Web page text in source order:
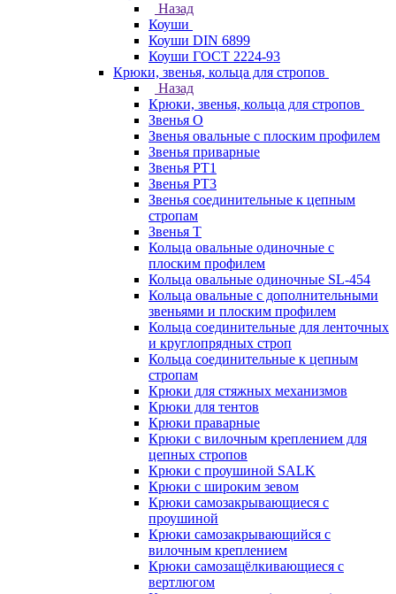
Назад
Коуши
Коуши DIN 6899
Коуши ГОСТ 2224-93
Крюки, звенья, кольца для стропов
Назад
Крюки, звенья, кольца для стропов
Звенья О
Звенья овальные с плоским профилем
Звенья приварные
Звенья РТ1
Звенья РТ3
Звенья соединительные к цепным
стропам
Звенья Т
Кольца овальные одиночные c
плоским профилем
Кольца овальные одиночные SL-454
Кольца овальные с дополнительными
звеньями и плоским профилем
Кольца соединительные для ленточных
и круглопрядных строп
Кольца соединительные к цепным
стропам
Крюки для стяжных механизмов
Крюки для тентов
Крюки праварные
Крюки с вилочным креплением для
цепных стропов
Крюки с проушиной SALK
Крюки с широким зевом
Крюки самозакрывающиеся с
проушиной
Крюки самозакрывающийся с
вилочным креплением
Крюки самозащёлкивающиеся с
вертлюгом